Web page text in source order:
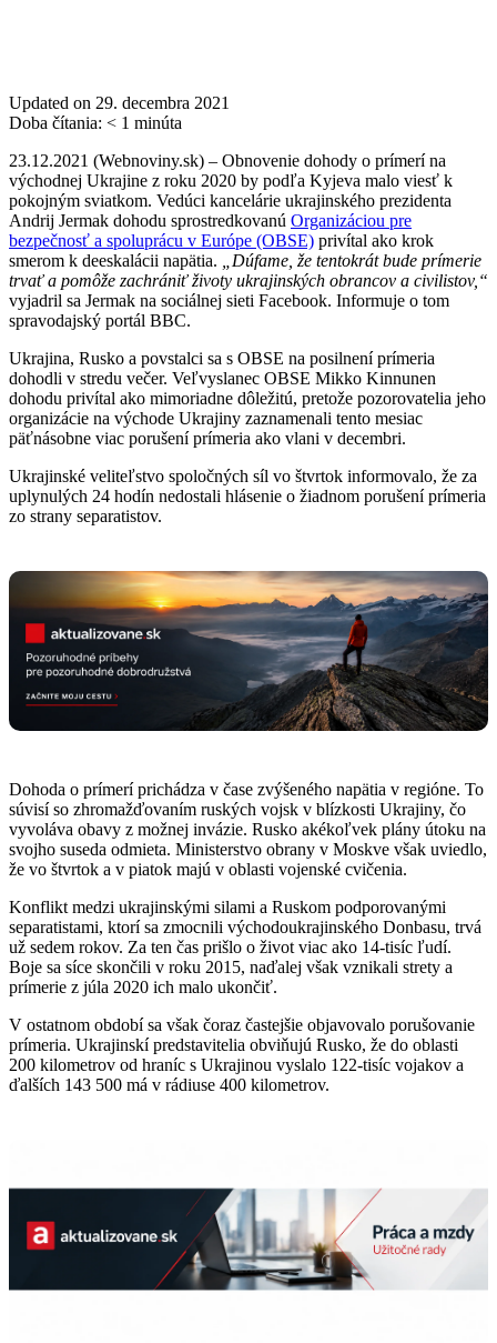
Updated on 29. decembra 2021
Doba čítania: < 1 minúta
23.12.2021 (Webnoviny.sk) – Obnovenie dohody o prímerí na
východnej Ukrajine z roku 2020 by podľa Kyjeva malo viesť k
pokojným sviatkom. Vedúci kancelárie ukrajinského prezidenta
Andrij Jermak dohodu sprostredkovanú Organizáciou pre
bezpečnosť a spoluprácu v Európe (OBSE) privítal ako krok
smerom k deeskalácii napätia.
„Dúfame, že tentokrát bude prímerie
trvať a pomôže zachrániť životy ukrajinských obrancov a civilistov,“
vyjadril sa Jermak na sociálnej sieti Facebook. Informuje o tom
spravodajský portál BBC.
Ukrajina, Rusko a povstalci sa s OBSE na posilnení prímeria
dohodli v stredu večer. Veľvyslanec OBSE Mikko Kinnunen
dohodu privítal ako mimoriadne dôležitú, pretože pozorovatelia jeho
organizácie na východe Ukrajiny zaznamenali tento mesiac
päťnásobne viac porušení prímeria ako vlani v decembri.
Ukrajinské veliteľstvo spoločných síl vo štvrtok informovalo, že za
uplynulých 24 hodín nedostali hlásenie o žiadnom porušení prímeria
zo strany separatistov.
Dohoda o prímerí prichádza v čase zvýšeného napätia v regióne. To
súvisí so zhromažďovaním ruských vojsk v blízkosti Ukrajiny, čo
vyvoláva obavy z možnej invázie. Rusko akékoľvek plány útoku na
svojho suseda odmieta. Ministerstvo obrany v Moskve však uviedlo,
že vo štvrtok a v piatok majú v oblasti vojenské cvičenia.
Konflikt medzi ukrajinskými silami a Ruskom podporovanými
separatistami, ktorí sa zmocnili východoukrajinského Donbasu, trvá
už sedem rokov. Za ten čas prišlo o život viac ako 14-tisíc ľudí.
Boje sa síce skončili v roku 2015, naďalej však vznikali strety a
prímerie z júla 2020 ich malo ukončiť.
V ostatnom období sa však čoraz častejšie objavovalo porušovanie
prímeria. Ukrajinskí predstavitelia obviňujú Rusko, že do oblasti
200 kilometrov od hraníc s Ukrajinou vyslalo 122-tisíc vojakov a
ďalších 143 500 má v rádiuse 400 kilometrov.